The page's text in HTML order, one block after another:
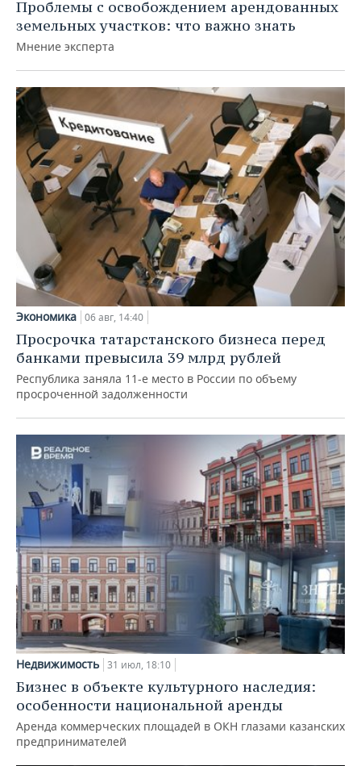
Проблемы с освобождением арендованных
земельных участков: что важно знать
Мнение эксперта
Экономика 06 авг, 14:40
Просрочка татарстанского бизнеса перед
банками превысила 39 млрд рублей
Республика заняла 11-е место в России по объему
просроченной задолженности
Недвижимость 31 июл, 18:10
Бизнес в объекте культурного наследия:
особенности национальной аренды
Аренда коммерческих площадей в ОКН глазами казанских
предпринимателей